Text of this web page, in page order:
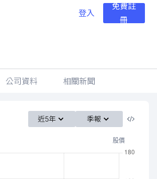
登入
免費註
冊
公司資料 相關新聞
近5年 季報